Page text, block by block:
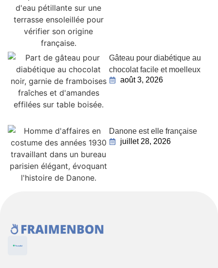
Gâteau pour diabétique au
chocolat facile et moelleux
août 3, 2026
Danone est elle française
juillet 28, 2026